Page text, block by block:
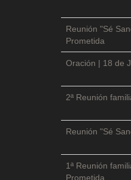
Reunión "Sé
Prometida
Oración | 18 de
2ª Reunión
Reunión "Sé
1ª Reunión
Prometida